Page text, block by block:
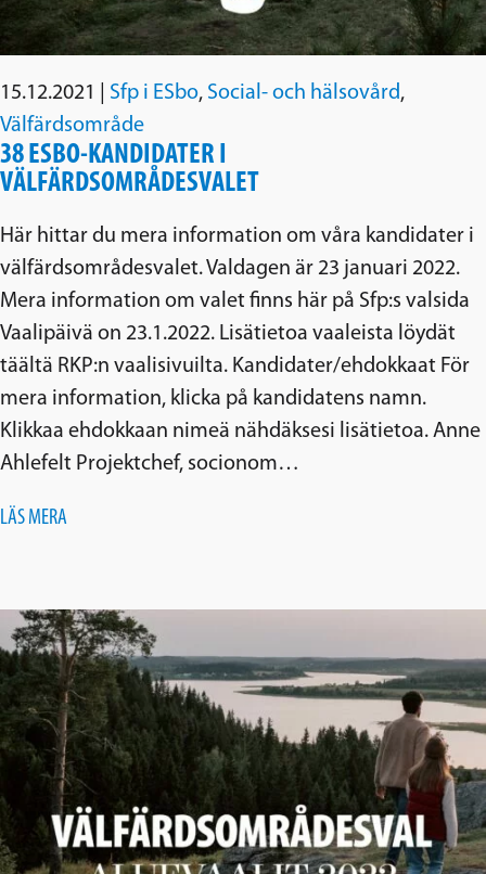
15.12.2021 Sfp i ESbo, Social- och hälsovård,
Välfärdsområde
38 ESBO-KANDIDATER I
VÄLFÄRDSOMRÅDESVALET
Här hittar du mera information om våra kandidater i
välfärdsområdesvalet. Valdagen är 23 januari 2022.
Mera information om valet finns här på Sfp:s valsida
Vaalipäivä on 23.1.2022. Lisätietoa vaaleista löydät
täältä RKP:n vaalisivuilta. Kandidater/ehdokkaat För
mera information, klicka på kandidatens namn.
Klikkaa ehdokkaan nimeä nähdäksesi lisätietoa. Anne
Ahlefelt Projektchef, socionom…
LÄS MERA